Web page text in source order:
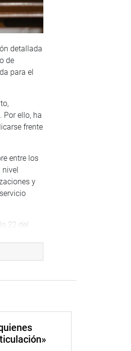
detallada
de
para el
ello, ha
frente
entre los
nivel
y
22 del